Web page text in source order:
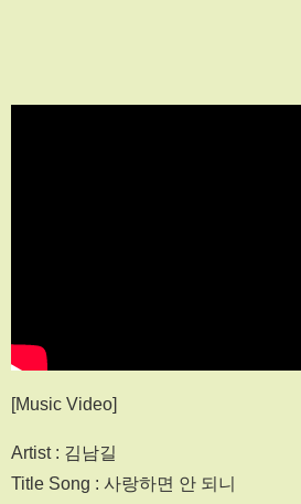
[Music Video]
Artist : 김남길
Title Song : 사랑하면 안 되니